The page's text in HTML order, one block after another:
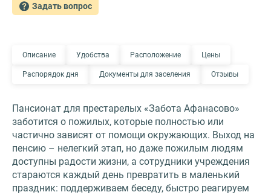
Задать вопрос
Описание Удобства Расположение Цены
Распорядок дня Документы для заселения Отзывы
Пансионат для престарелых «Забота Афанасово»
заботится о пожилых, которые полностью или
частично зависят от помощи окружающих. Выход на
пенсию – нелегкий этап, но даже пожилым людям
доступны радости жизни, а сотрудники учреждения
стараются каждый день превратить в маленький
праздник: поддерживаем беседу, быстро реагируем